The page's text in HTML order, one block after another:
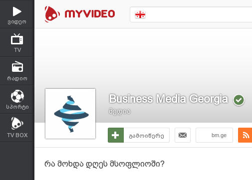
ვიდეო
TV
რადიო
სპორტი
TV BOX
Business Media Georgia
მედია
გამოიწერე bm.ge
რა მოხდა დღეს მსოფლიოში?